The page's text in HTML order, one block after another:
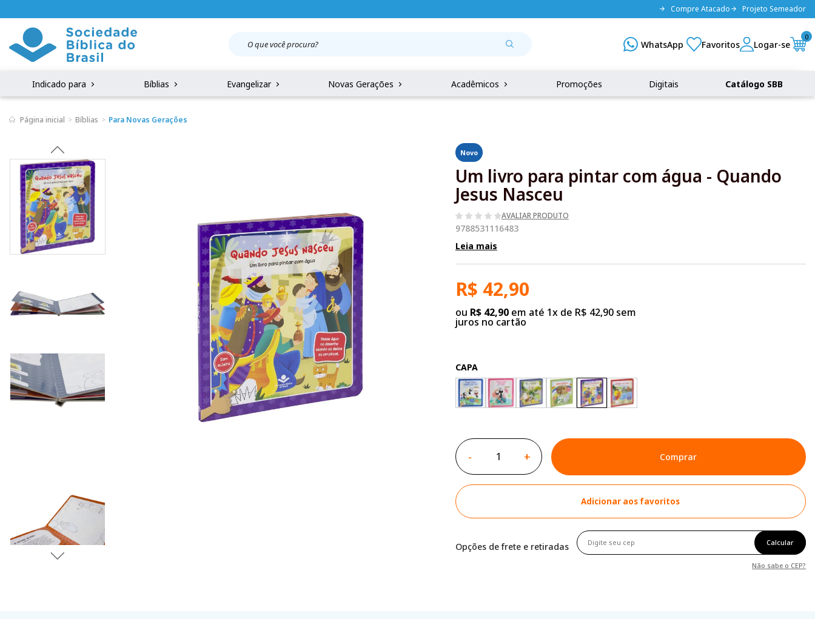
Compre Atacado Projeto Semeador
0
Indicado para Bíblias Evangelizar Novas Gerações Acadêmicos Promoções Digitais Catálogo SBB
Página inicial Bíblias Para Novas Gerações
Novo
Um livro para pintar com água - Quando
Jesus Nasceu
AVALIAR PRODUTO
9788531116483
Leia mais
R$ 42,90
ou R$ 42,90em até 1x de R$ 42,90 sem
juros no cartão
CAPA
- + Comprar
Adicionar aos favoritos
Opções de frete e retiradas Calcular
Não sabe o CEP?